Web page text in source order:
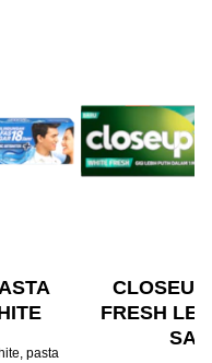
pasta
FRESH